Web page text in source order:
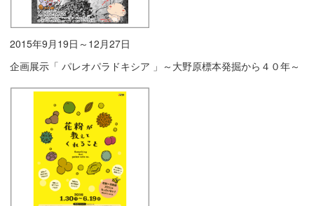
2015年9月19日～12月27日
企画展示「 パレオパラドキシア 」～大野原標本発掘から４０年～